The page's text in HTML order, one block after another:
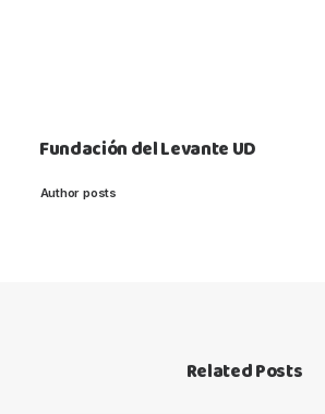
Fundación del Levante UD
Author posts
Related Posts